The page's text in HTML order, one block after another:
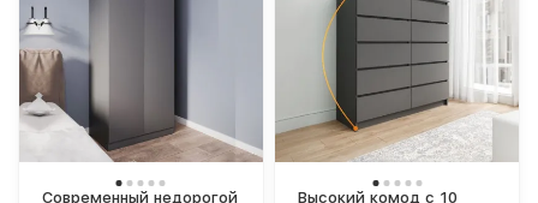
Современный недорогой
Высокий комод с 10